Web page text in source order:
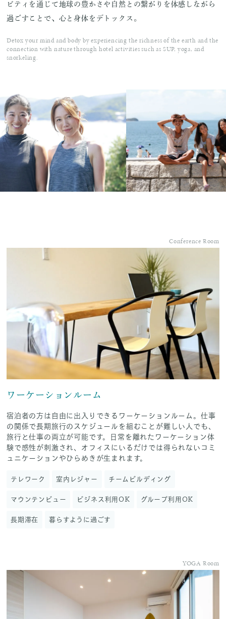
ビティを通じて地球の豊かさや自然との繋がりを体感しながら
過ごすことで、心と身体をデトックス。
Detox your mind and body by experiencing the richness of the earth and the
connection with nature through hotel activities such as SUP, yoga, and
snorkeling.
Conference Room
ワーケーションルーム
宿泊者の方は自由に出入りできるワーケーションルーム。仕事
の関係で長期旅行のスケジュールを組むことが難しい人でも、
旅行と仕事の両立が可能です。日常を離れたワーケーション体
験で感性が刺激され、オフィスにいるだけでは得られないコミ
ュニケーションやひらめきが生まれます。
テレワーク 室内レジャー チームビルディング
マウンテンビュー ビジネス利用OK グループ利用OK
長期滞在 暮らすように過ごす
YOGA Room